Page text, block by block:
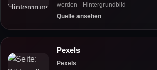
werden - Hintergrundbild
Quelle ansehen
Pexels
Pexels